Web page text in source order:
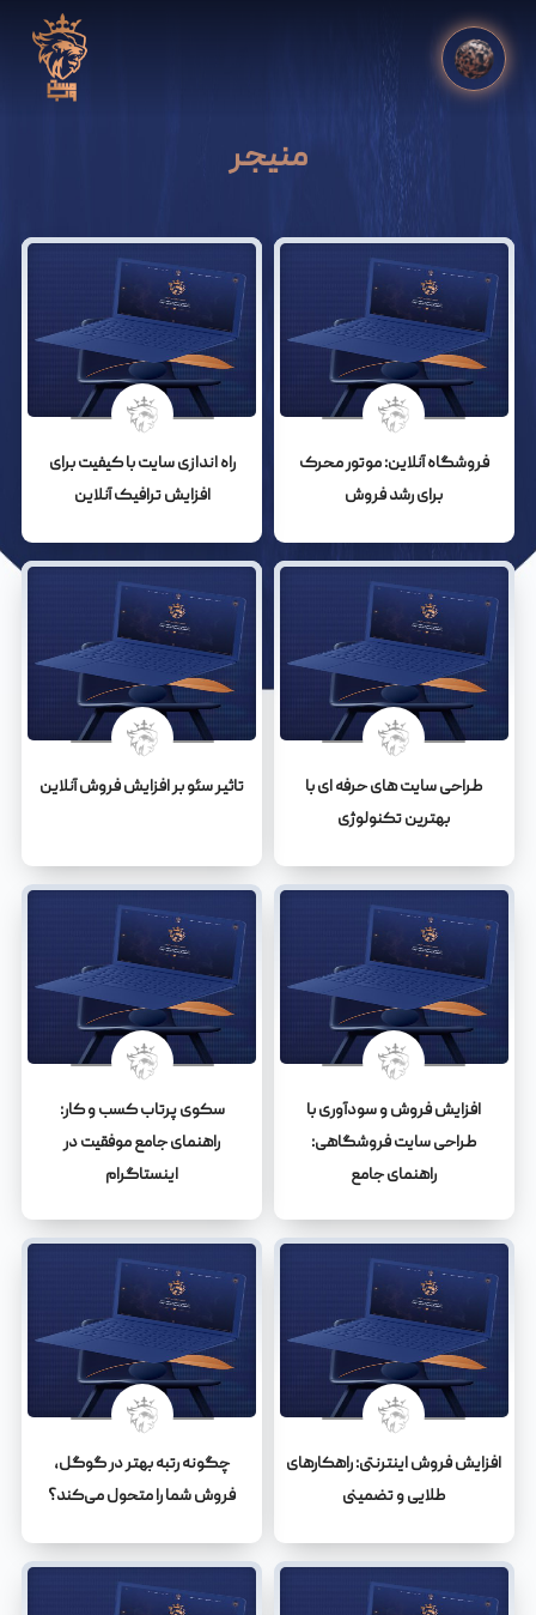
منیجر
فروشگاه آنلاین: موتور محرک
برای رشد فروش
راه اندازی سایت با کیفیت برای
افزایش ترافیک آنلاین
طراحی سایت های حرفه ای با
بهترین تکنولوژی
تاثیر سئو بر افزایش فروش آنلاین
افزایش فروش و سودآوری با
طراحی سایت فروشگاهی:
راهنمای جامع
سکوی پرتاب کسب و کار:
راهنمای جامع موفقیت در
اینستاگرام
افزایش فروش اینترنتی: راهکارهای
طلایی و تضمینی
چگونه رتبه بهتر در گوگل،
فروش شما را متحول می‌کند؟